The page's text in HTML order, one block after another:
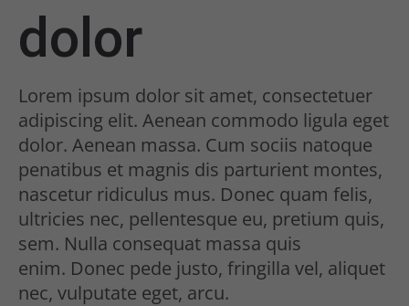
dolor
Lorem ipsum dolor sit amet, consectetuer
adipiscing elit. Aenean commodo ligula eget
dolor. Aenean massa. Cum sociis natoque
penatibus et magnis dis parturient montes,
nascetur ridiculus mus. Donec quam felis,
ultricies nec, pellentesque eu, pretium quis,
sem. Nulla consequat massa quis
enim. Donec pede justo, fringilla vel, aliquet
nec, vulputate eget, arcu.